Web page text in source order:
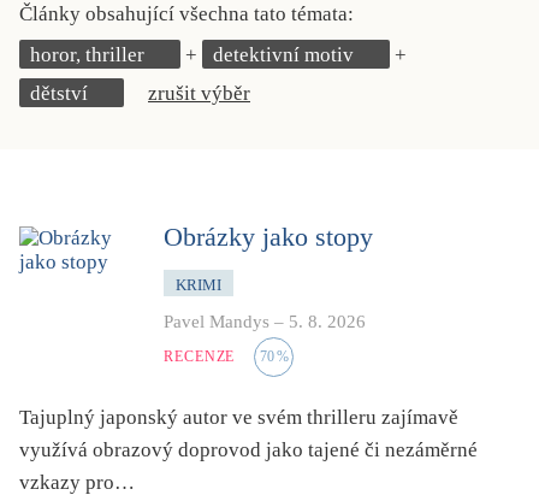
děti 0 až 3 roky
děti 3 až 6 let
dezinformace, extremismus
divadlo
ekologie, klimatická změna
encyklopedie, slovník
erotica
Články obsahující všechna tato témata:
horor, thriller
detektivní motiv
dětství
zrušit výběr
Obrázky jako stopy
KRIMI
Pavel Mandys – 5. 8. 2026
RECENZE 70%
Tajuplný japonský autor ve svém thrilleru zajímavě
využívá obrazový doprovod jako tajené či nezáměrné
vzkazy pro…